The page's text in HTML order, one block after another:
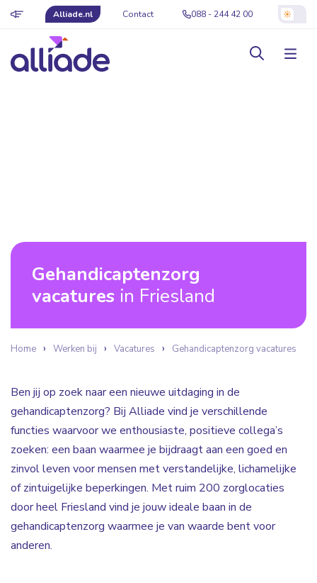
Alliade.nl Contact 088 - 244 42 00
Gehandicaptenzorg
vacatures in Friesland
Home Werken bij Vacatures Gehandicaptenzorg vacatures
Ben jij op zoek naar een nieuwe uitdaging in de
gehandicaptenzorg? Bij Alliade vind je verschillende
functies waarvoor we enthousiaste, positieve collega’s
zoeken: een baan waarmee je bijdraagt aan een goed en
zinvol leven voor mensen met verstandelijke, lichamelijke
of zintuigelijke beperkingen. Met ruim 200 zorglocaties
door heel Friesland vind je jouw ideale baan in de
gehandicaptenzorg waarmee je van waarde bent voor
anderen.